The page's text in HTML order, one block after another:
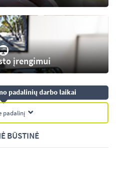
įrengimui
padalinių darbo laikai
padalinį
BŪSTINĖ